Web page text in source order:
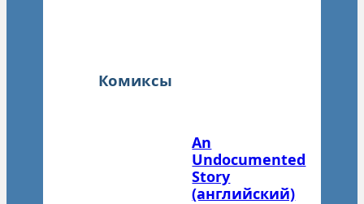
Комиксы
An
Undocumented
Story
(английский)